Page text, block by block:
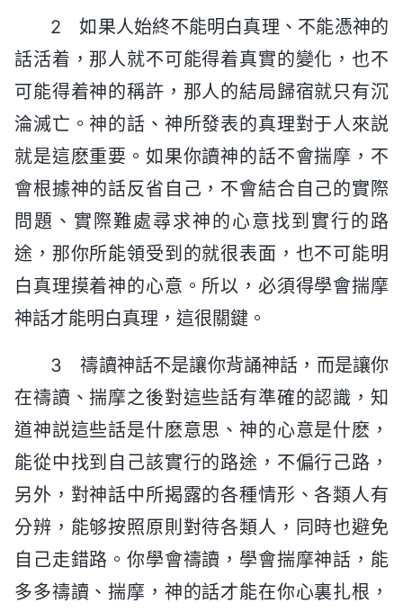
2 如果人始終不能明白真理、不能憑神的
話活着，那人就不可能得着真實的變化，也不
可能得着神的稱許，那人的結局歸宿就只有沉
淪滅亡。神的話、神所發表的真理對于人來説
就是這麽重要。如果你讀神的話不會揣摩，不
會根據神的話反省自己，不會結合自己的實際
問題、實際難處尋求神的心意找到實行的路
途，那你所能領受到的就很表面，也不可能明
白真理摸着神的心意。所以，必須得學會揣摩
神話才能明白真理，這很關鍵。
3 禱讀神話不是讓你背誦神話，而是讓你
在禱讀、揣摩之後對這些話有準確的認識，知
道神説這些話是什麽意思、神的心意是什麽，
能從中找到自己該實行的路途，不偏行己路，
另外，對神話中所揭露的各種情形、各類人有
分辨，能够按照原則對待各類人，同時也避免
自己走錯路。你學會禱讀，學會揣摩神話，能
多多禱讀、揣摩，神的話才能在你心裏扎根，